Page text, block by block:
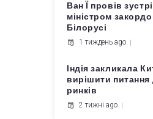
Ван Ї провів
міністром
Білорусі
1 тиждень ago
Індія закликала
вирішити питання
ринків
2 тижні ago